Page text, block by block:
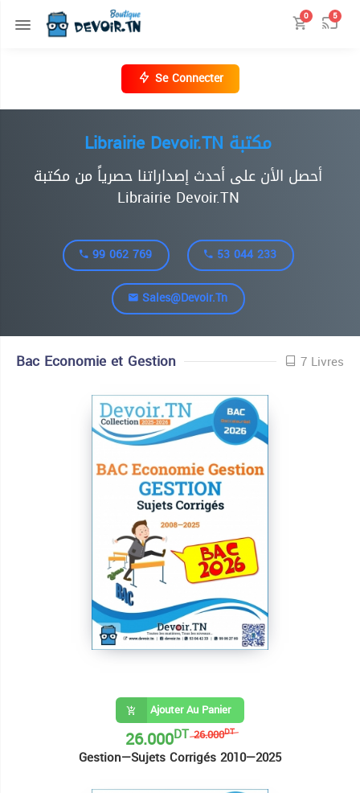
0 5
Se Connecter
Librairie Devoir.TN مكتبة
أحصل الأن على أحدث إصداراتنا حصرياً من مكتبة
Librairie Devoir.TN
99 062 769
53 044 233
Sales@devoir.tn
Bac Economie et Gestion 7 Livres
Ajouter Au Panier
26.000DT
26.000DT
Gestion—Sujets Corrigés 2010—2025